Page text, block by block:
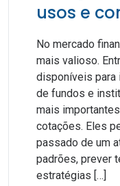
usos e
No mercado
mais valioso.
disponíveis para
de fundos e
mais
cotações. Eles
passado de um
padrões, prever
estratégias […]